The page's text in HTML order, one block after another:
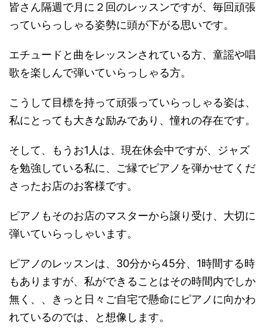
皆さん隔週で月に２回のレッスンですが、毎回頑張
っていらっしゃる姿勢に頭が下がる思いです。
エチュードと曲をレッスンされている方、童謡や唱
歌を楽しんで弾いていらっしゃる方。
こうして目標を持って頑張っていらっしゃる姿は、
私にとっても大きな励みであり、憧れの存在です。
そして、もうお1人は、現在休会中ですが、ジャズ
を勉強している私に、ご縁でピアノを弾かせてくだ
さったお店のお客様です。
ピアノもそのお店のマスターから譲り受け、大切に
弾いていらっしゃいます。
ピアノのレッスンは、30分から45分、1時間する時
もありますが、私ができることはその時間内でしか
無く、、きっと日々ご自宅で懸命にピアノに向かわ
れているのでは、と想像します。